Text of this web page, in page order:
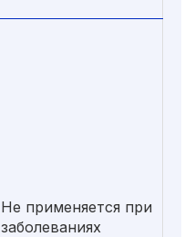
Не применяется при
заболеваниях